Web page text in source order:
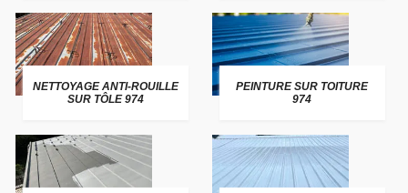
NETTOYAGE ANTI-ROUILLE
SUR TÔLE 974
PEINTURE SUR TOITURE
974